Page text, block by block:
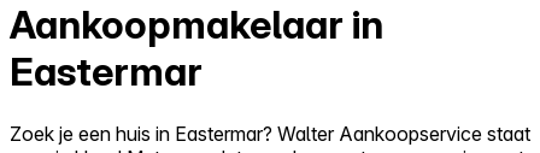
Aankoopmakelaar in
Eastermar
Zoek je een huis in Eastermar? Walter Aankoopservice staat